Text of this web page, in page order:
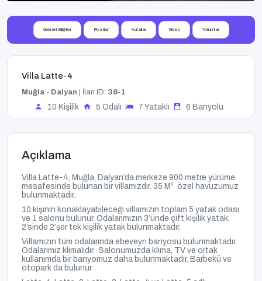
Genel Bilgiler Fiyatlar Kurallar Video Yorumlar
Villa Latte-4
Muğla - Dalyan | İlan ID: 38-1
10 Kişilik 5 Odalı 7 Yataklı 6 Banyolu
Açıklama
Villa Latte-4, Muğla, Dalyan’da merkeze 900 metre yürüme
mesafesinde bulunan bir villamızdır. 35 M² özel havuzumuz
bulunmaktadır.
10 kişinin konaklayabileceği villamızın toplam 5 yatak odası
ve 1 salonu bulunur. Odalarımızın 3’ünde çift kişilik yatak,
2’sinde 2’şer tek kişilik yatak bulunmaktadır.
Villamızın tüm odalarında ebeveyn banyosu bulunmaktadır.
Odalarımız klimalıdır. Salonumuzda klima, TV ve ortak
kullanımda bir banyomuz daha bulunmaktadır. Barbekü ve
otopark da bulunur.